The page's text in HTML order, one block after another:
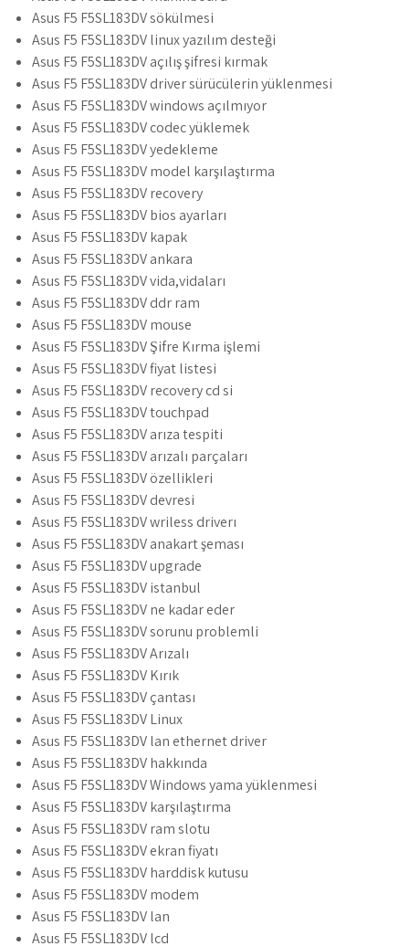
Asus F5 F5SL183DV sökülmesi
Asus F5 F5SL183DV linux yazılım desteği
Asus F5 F5SL183DV açılış şifresi kırmak
Asus F5 F5SL183DV driver sürücülerin yüklenmesi
Asus F5 F5SL183DV windows açılmıyor
Asus F5 F5SL183DV codec yüklemek
Asus F5 F5SL183DV yedekleme
Asus F5 F5SL183DV model karşılaştırma
Asus F5 F5SL183DV recovery
Asus F5 F5SL183DV bios ayarları
Asus F5 F5SL183DV kapak
Asus F5 F5SL183DV ankara
Asus F5 F5SL183DV vida,vidaları
Asus F5 F5SL183DV ddr ram
Asus F5 F5SL183DV mouse
Asus F5 F5SL183DV Şifre Kırma işlemi
Asus F5 F5SL183DV fiyat listesi
Asus F5 F5SL183DV recovery cd si
Asus F5 F5SL183DV touchpad
Asus F5 F5SL183DV arıza tespiti
Asus F5 F5SL183DV arızalı parçaları
Asus F5 F5SL183DV özellikleri
Asus F5 F5SL183DV devresi
Asus F5 F5SL183DV wriless driverı
Asus F5 F5SL183DV anakart şeması
Asus F5 F5SL183DV upgrade
Asus F5 F5SL183DV istanbul
Asus F5 F5SL183DV ne kadar eder
Asus F5 F5SL183DV sorunu problemli
Asus F5 F5SL183DV Arızalı
Asus F5 F5SL183DV Kırık
Asus F5 F5SL183DV çantası
Asus F5 F5SL183DV Linux
Asus F5 F5SL183DV lan ethernet driver
Asus F5 F5SL183DV hakkında
Asus F5 F5SL183DV Windows yama yüklenmesi
Asus F5 F5SL183DV karşılaştırma
Asus F5 F5SL183DV ram slotu
Asus F5 F5SL183DV ekran fiyatı
Asus F5 F5SL183DV harddisk kutusu
Asus F5 F5SL183DV modem
Asus F5 F5SL183DV lan
Asus F5 F5SL183DV lcd